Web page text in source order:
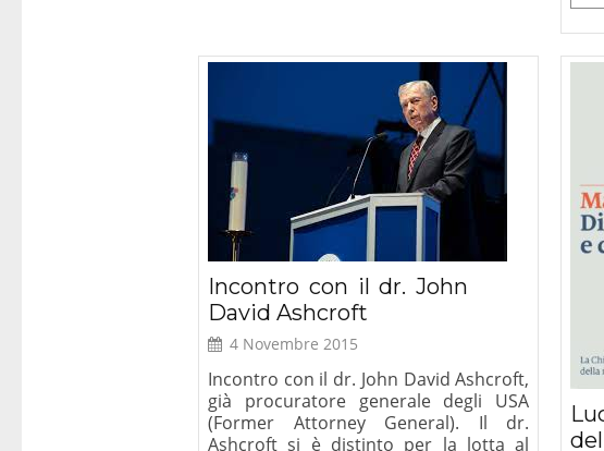
Incontro con il dr. John
David Ashcroft
4 Novembre 2015
Incontro con il dr. John David Ashcroft,
già procuratore generale degli USA
(Former Attorney General). Il dr.
Ashcroft si è distinto per la lotta al